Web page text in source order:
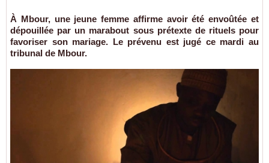
À Mbour, une jeune femme affirme avoir été envoûtée et
dépouillée par un marabout sous prétexte de rituels pour
favoriser son mariage. Le prévenu est jugé ce mardi au
tribunal de Mbour.